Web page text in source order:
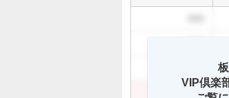
999
VIP倶楽